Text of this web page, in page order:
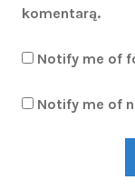
komentarą.
Notify me of
Notify me of